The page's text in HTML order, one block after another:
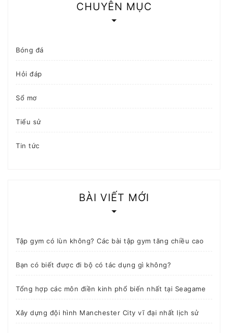
CHUYÊN MỤC
Bóng đá
Hỏi đáp
Sổ mơ
Tiểu sử
Tin tức
BÀI VIẾT MỚI
Tập gym có lùn không? Các bài tập gym tăng chiều cao
Bạn có biết được đi bộ có tác dụng gì không?
Tổng hợp các môn điền kinh phổ biến nhất tại Seagame
Xây dựng đội hình Manchester City vĩ đại nhất lịch sử